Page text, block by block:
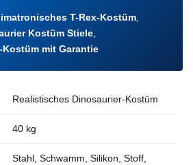
T-Rex-Kostüm
Kostüm Stiele
mit Garantie
Realistisches Dinosaurier-Kostüm
40 kg
Stahl, Schwamm, Silikon, Stoff,